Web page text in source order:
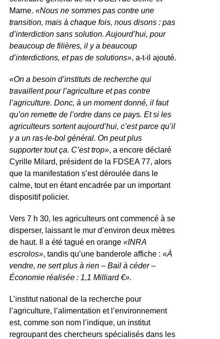
Marne. «Nous ne sommes pas contre une
transition, mais à chaque fois, nous disons : pas
d’interdiction sans solution. Aujourd’hui, pour
beaucoup de filières, il y a beaucoup
d’interdictions, et pas de solutions», a-t-il ajouté.
«On a besoin d’instituts de recherche qui
travaillent pour l’agriculture et pas contre
l’agriculture. Donc, à un moment donné, il faut
qu’on remette de l’ordre dans ce pays. Et si les
agriculteurs sortent aujourd’hui, c’est parce qu’il
y a un ras-le-bol général. On peut plus
supporter tout ça. C’est trop», a encore déclaré
Cyrille Milard, président de la FDSEA 77, alors
que la manifestation s’est déroulée dans le
calme, tout en étant encadrée par un important
dispositif policier.
Vers 7 h 30, les agriculteurs ont commencé à se
disperser, laissant le mur d’environ deux mètres
de haut. Il a été tagué en orange «INRA
escrolos», tandis qu’une banderole affiche : «À
vendre, ne sert plus à rien – Bail à céder –
Économie réalisée : 1,1 Milliard €».
L’institut national de la recherche pour
l’agriculture, l’alimentation et l’environnement
est, comme son nom l’indique, un institut
regroupant des chercheurs spécialisés dans les